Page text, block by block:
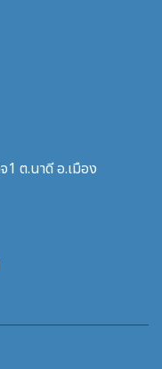
ต.นาดี อ.เมือง